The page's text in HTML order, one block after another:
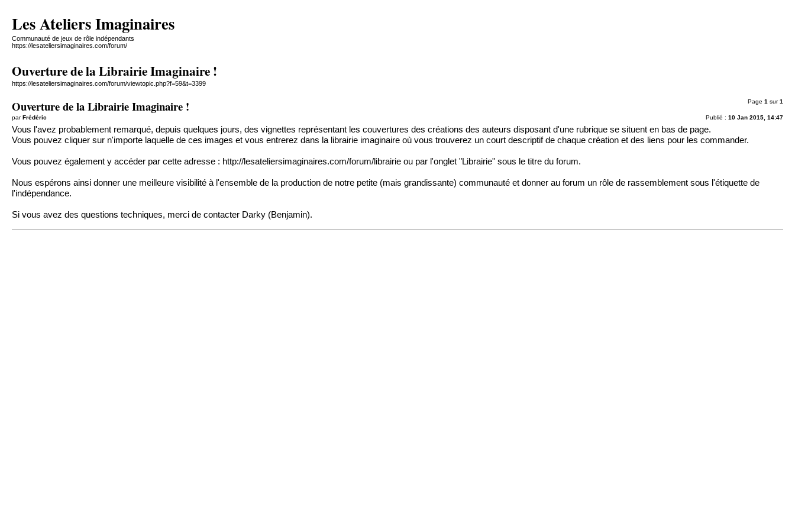
Les Ateliers Imaginaires
Communauté de jeux de rôle indépendants
https://lesateliersimaginaires.com/forum/
Ouverture de la Librairie Imaginaire !
https://lesateliersimaginaires.com/forum/viewtopic.php?f=59&t=3399
Page 1 sur1
Ouverture de la Librairie Imaginaire !
Publié : 10 Jan 2015, 14:47
parFrédéric
Vous l'avez probablement remarqué, depuis quelques jours, des vignettes représentant les couvertures des créations des auteurs disposant d'une rubrique se situent en bas de page.
Vous pouvez cliquer sur n'importe laquelle de ces images et vous entrerez dans la librairie imaginaire où vous trouverez un court descriptif de chaque création et des liens pour les commander.
Vous pouvez également y accéder par cette adresse : http://lesateliersimaginaires.com/forum/librairie ou par l'onglet "Librairie" sous le titre du forum.
Nous espérons ainsi donner une meilleure visibilité à l'ensemble de la production de notre petite (mais grandissante) communauté et donner au forum un rôle de rassemblement sous l'étiquette de
l'indépendance.
Si vous avez des questions techniques, merci de contacter Darky (Benjamin).